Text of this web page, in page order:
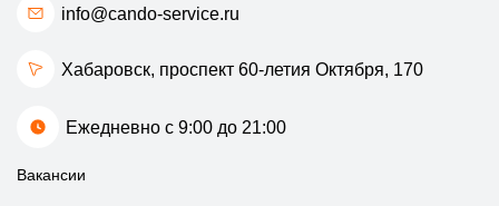
info@cando-service.ru
Хабаровск, проспект 60-летия Октября, 170
Ежедневно с 9:00 до 21:00
Вакансии